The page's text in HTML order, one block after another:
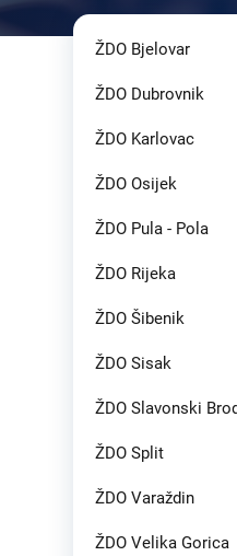
ŽDO Bjelovar
ŽDO Dubrovnik
ŽDO Karlovac
ŽDO Osijek
ŽDO Pula - Pola
ŽDO Rijeka
ŽDO Šibenik
ŽDO Sisak
ŽDO Slavonski
ŽDO Split
ŽDO Varaždin
ŽDO Velika Gorica